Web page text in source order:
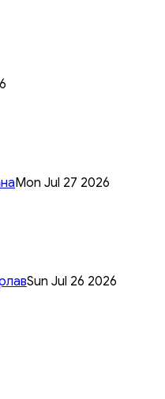
Mon Jul 27 2026
Sun Jul 26 2026